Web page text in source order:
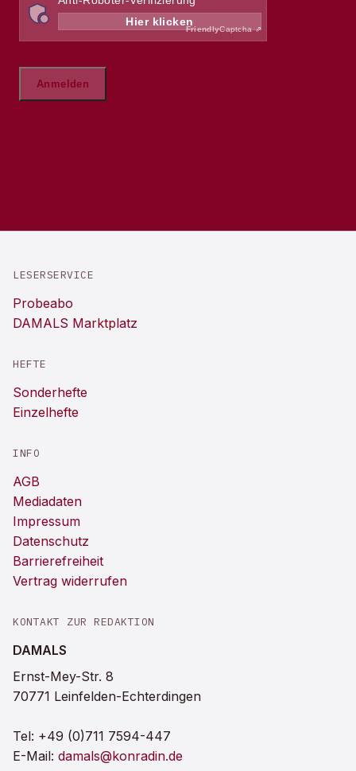
LESERSERVICE
Probeabo
DAMALS Marktplatz
HEFTE
Sonderhefte
Einzelhefte
INFO
AGB
Mediadaten
Impressum
Datenschutz
Barrierefreiheit
Vertrag widerrufen
KONTAKT ZUR REDAKTION
DAMALS
Ernst-Mey-Str. 8
70771 Leinfelden-Echterdingen
Tel: +49 (0)711 7594-447
E-Mail: damals@konradin.de